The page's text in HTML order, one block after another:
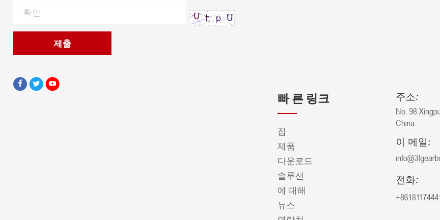
빠 른 링크
집
제품
다운로드
솔루션
에 대해
뉴스
주소:
No. 98
China
이 메일:
전화: